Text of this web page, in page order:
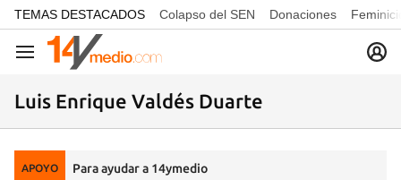
common.go-to-content
TEMAS DESTACADOS Colapso del SEN Donaciones
Navegación
Luis Enrique Valdés Duarte
APOYO Para ayudar a 14ymedio